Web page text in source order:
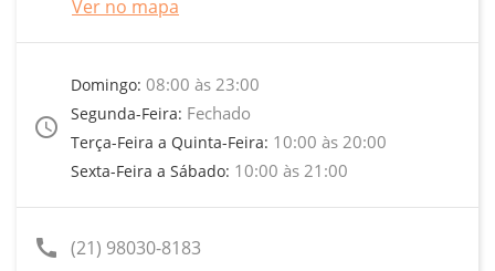
Ver no mapa
access_time
Domingo: 08:00 às 23:00
Segunda-Feira: Fechado
Terça-Feira a Quinta-Feira: 10:00 às 20:00
Sexta-Feira a Sábado: 10:00 às 21:00
call (21) 98030-8183